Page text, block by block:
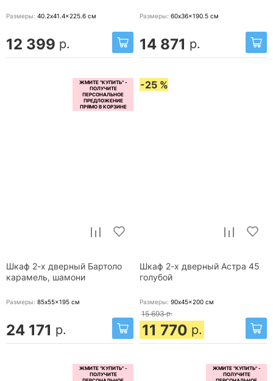
Размеры: 40.2x41.4x225.6 см
12 399 р.
Размеры: 60x36x190.5 см
14 871 р.
Шкаф 2-х дверный Бартоло
карамель, шамони
Размеры: 85x55x195 см
24 171 р.
-25 %
Шкаф 2-х дверный Астра 45
голубой
Размеры: 90x45x200 см
15 693 р.
11 770 р.